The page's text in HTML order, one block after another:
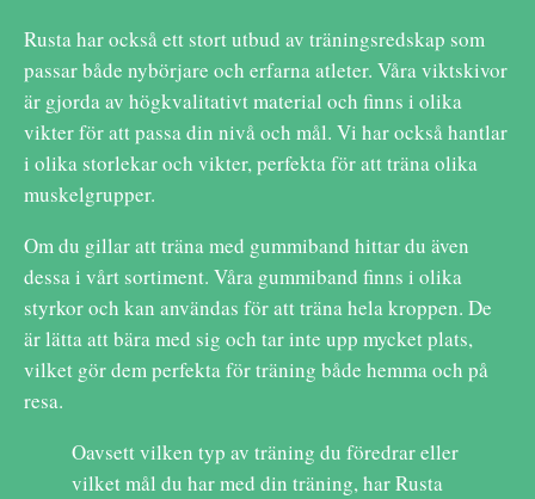
Rusta har också ett stort utbud av träningsredskap som
passar både nybörjare och erfarna atleter. Våra viktskivor
är gjorda av högkvalitativt material och finns i olika
vikter för att passa din nivå och mål. Vi har också hantlar
i olika storlekar och vikter, perfekta för att träna olika
muskelgrupper.
Om du gillar att träna med gummiband hittar du även
dessa i vårt sortiment. Våra gummiband finns i olika
styrkor och kan användas för att träna hela kroppen. De
är lätta att bära med sig och tar inte upp mycket plats,
vilket gör dem perfekta för träning både hemma och på
resa.
Oavsett vilken typ av träning du föredrar eller
vilket mål du har med din träning, har Rusta